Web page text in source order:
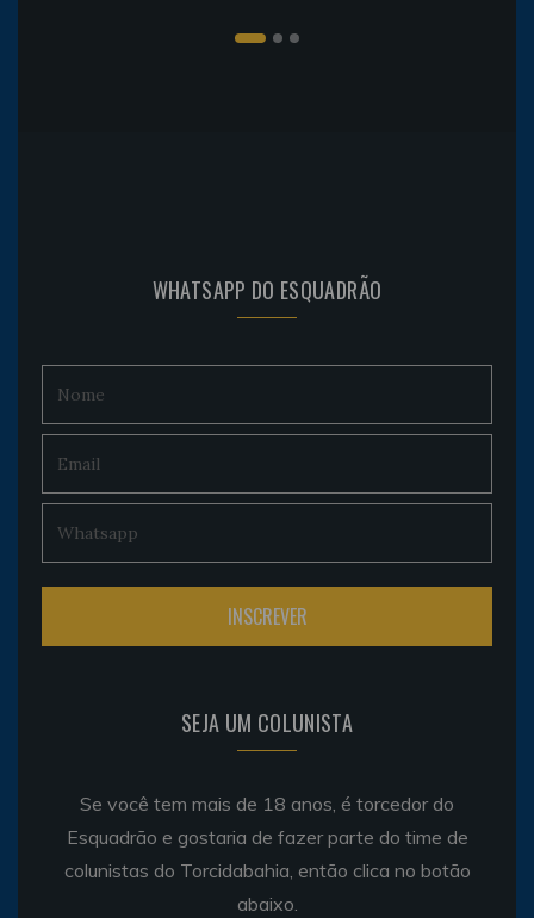
WHATSAPP DO ESQUADRÃO
SEJA UM COLUNISTA
Se você tem mais de 18 anos, é torcedor do
Esquadrão e gostaria de fazer parte do time de
colunistas do Torcidabahia, então clica no botão
abaixo.